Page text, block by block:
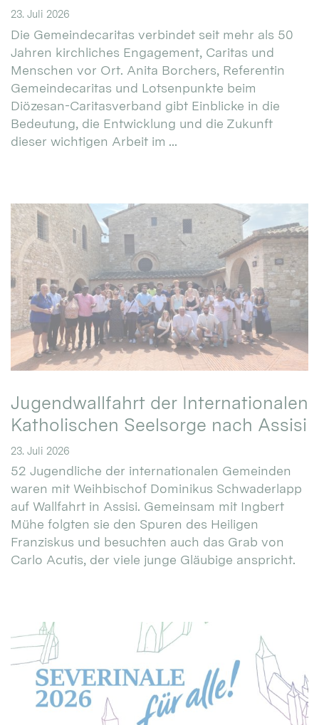
23. Juli 2026
Die Gemeindecaritas verbindet seit mehr als 50
Jahren kirchliches Engagement, Caritas und
Menschen vor Ort. Anita Borchers, Referentin
Gemeindecaritas und Lotsenpunkte beim
Diözesan-Caritasverband gibt Einblicke in die
Bedeutung, die Entwicklung und die Zukunft
dieser wichtigen Arbeit im ...
Jugendwallfahrt der Internationalen
Katholischen Seelsorge nach Assisi
23. Juli 2026
52 Jugendliche der internationalen Gemeinden
waren mit Weihbischof Dominikus Schwaderlapp
auf Wallfahrt in Assisi. Gemeinsam mit Ingbert
Mühe folgten sie den Spuren des Heiligen
Franziskus und besuchten auch das Grab von
Carlo Acutis, der viele junge Gläubige anspricht.